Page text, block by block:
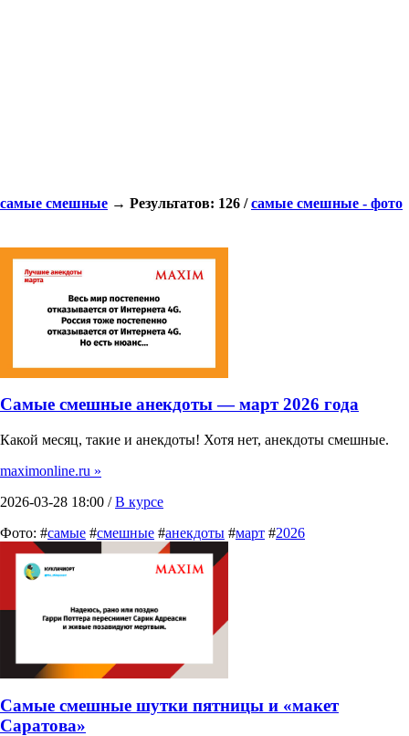
самые смешные → Результатов: 126 /самые смешные - фото
Самые смешные анекдоты — март 2026 года
Какой месяц, такие и анекдоты! Хотя нет, анекдоты смешные.
maximonline.ru »
2026-03-28 18:00 /В курсе
Фото: #самые #смешные #анекдоты #март #2026
Самые смешные шутки пятницы и «макет
Саратова»